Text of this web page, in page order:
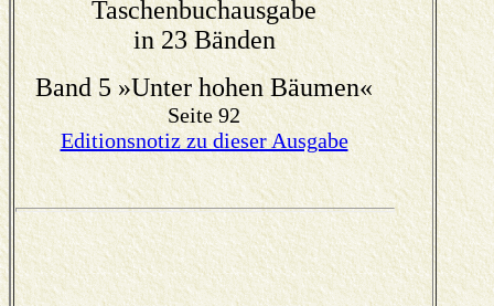
Taschenbuchausgabe
in 23 Bänden
Band 5 »Unter hohen Bäumen«
Seite 92
Editionsnotiz zu dieser Ausgabe